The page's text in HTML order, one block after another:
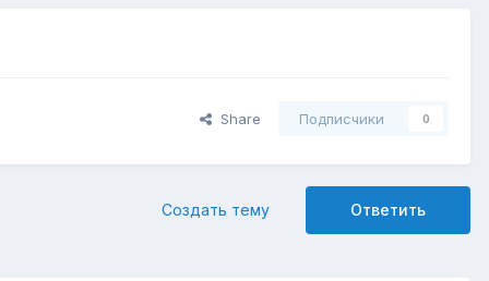
Share Подписчики 0
Ответить
Создать тему